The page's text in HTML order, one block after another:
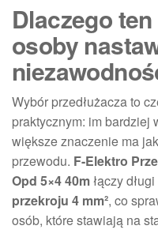
Dlaczego
osoby
Wybór przedłużacza to
praktycznym: im bardziej
większe znaczenie ma
przewodu. F-Elektro
Opd 5×4 40młączy
przekroju 4 mm², co
osób, które stawiają na